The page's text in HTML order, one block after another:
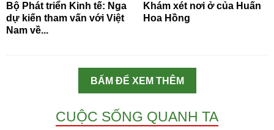
Bộ Phát triển Kinh tế: Nga
dự kiến tham vấn với Việt
Nam về...
Khám xét nơi ở của Huấn
Hoa Hồng
BẤM ĐỂ XEM THÊM
CUỘC SỐNG QUANH TA